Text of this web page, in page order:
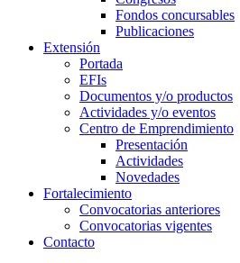
Fondos concursables
Publicaciones
Extensión
Portada
EFIs
Documentos y/o productos
Actividades y/o eventos
Centro de Emprendimiento
Presentación
Actividades
Novedades
Fortalecimiento
Convocatorias anteriores
Convocatorias vigentes
Contacto